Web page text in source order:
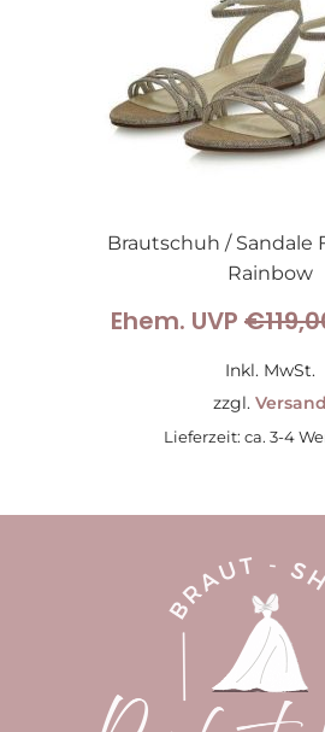
Brautschuh / Sandale
Rainbow
Ehem. UVP €
Inkl. MwSt.
zzgl. Versand
Lieferzeit: ca. 3-4